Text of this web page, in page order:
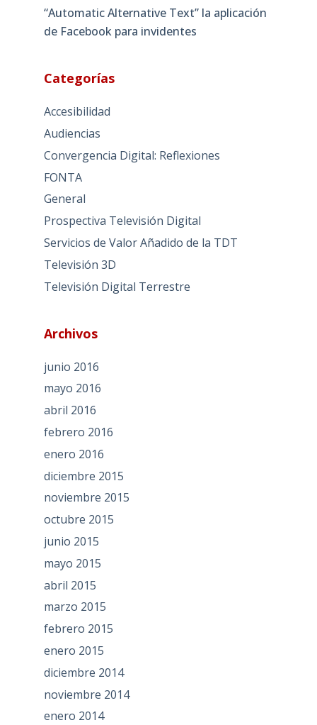
“Automatic Alternative Text” la aplicación
de Facebook para invidentes
Categorías
Accesibilidad
Audiencias
Convergencia Digital: Reflexiones
FONTA
General
Prospectiva Televisión Digital
Servicios de Valor Añadido de la TDT
Televisión 3D
Televisión Digital Terrestre
Archivos
junio 2016
mayo 2016
abril 2016
febrero 2016
enero 2016
diciembre 2015
noviembre 2015
octubre 2015
junio 2015
mayo 2015
abril 2015
marzo 2015
febrero 2015
enero 2015
diciembre 2014
noviembre 2014
enero 2014